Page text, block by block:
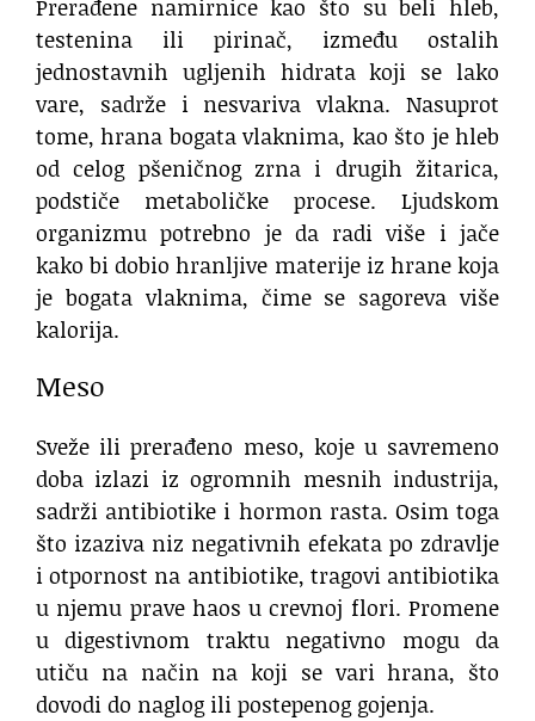
Prerađene namirnice kao što su beli hleb,
testenina ili pirinač, između ostalih
jednostavnih ugljenih hidrata koji se lako
vare, sadrže i nesvariva vlakna. Nasuprot
tome, hrana bogata vlaknima, kao što je hleb
od celog pšeničnog zrna i drugih žitarica,
podstiče metaboličke procese. Ljudskom
organizmu potrebno je da radi više i jače
kako bi dobio hranljive materije iz hrane koja
je bogata vlaknima, čime se sagoreva više
kalorija.
Meso
Sveže ili prerađeno meso, koje u savremeno
doba izlazi iz ogromnih mesnih industrija,
sadrži antibiotike i hormon rasta. Osim toga
što izaziva niz negativnih efekata po zdravlje
i otpornost na antibiotike, tragovi antibiotika
u njemu prave haos u crevnoj flori. Promene
u digestivnom traktu negativno mogu da
utiču na način na koji se vari hrana, što
dovodi do naglog ili postepenog gojenja.